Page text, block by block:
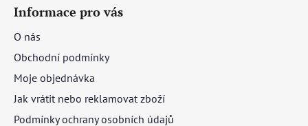
Informace pro vás
O nás
Obchodní podmínky
Moje objednávka
Jak vrátit nebo reklamovat zboží
Podmínky ochrany osobních údajů